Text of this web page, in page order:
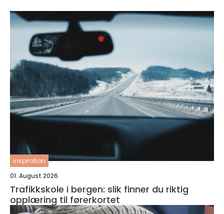
inspiration
01. August 2026
Trafikkskole i bergen: slik finner du riktig
opplæring til førerkortet